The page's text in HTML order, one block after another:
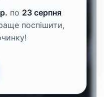
по 23 серпня
поспішити,